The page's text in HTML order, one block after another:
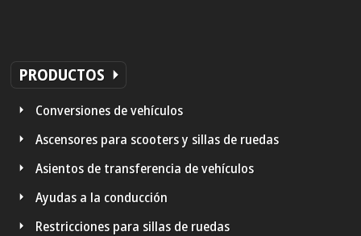
PRODUCTOS
Conversiones de vehículos
Ascensores para scooters y sillas de ruedas
Asientos de transferencia de vehículos
Ayudas a la conducción
Restricciones para sillas de ruedas